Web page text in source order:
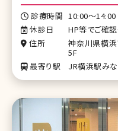
診療時間 10:00～
休診日
HP等でご確認
住所
神奈川県横
5F
最寄り駅
JR横浜駅み